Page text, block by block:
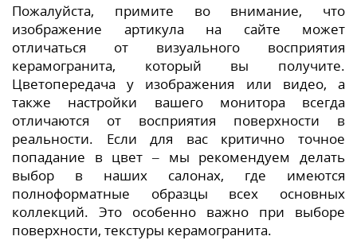
Пожалуйста, примите во внимание, что
изображение артикула на сайте может
отличаться от визуального восприятия
керамогранита, который вы получите.
Цветопередача у изображения или видео, а
также настройки вашего монитора всегда
отличаются от восприятия поверхности в
реальности. Если для вас критично точное
попадание в цвет – мы рекомендуем делать
выбор в наших салонах, где имеются
полноформатные образцы всех основных
коллекций. Это особенно важно при выборе
поверхности, текстуры керамогранита.